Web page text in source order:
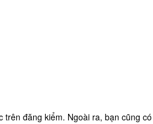
đăng kiểm. Ngoài ra, bạn cũng